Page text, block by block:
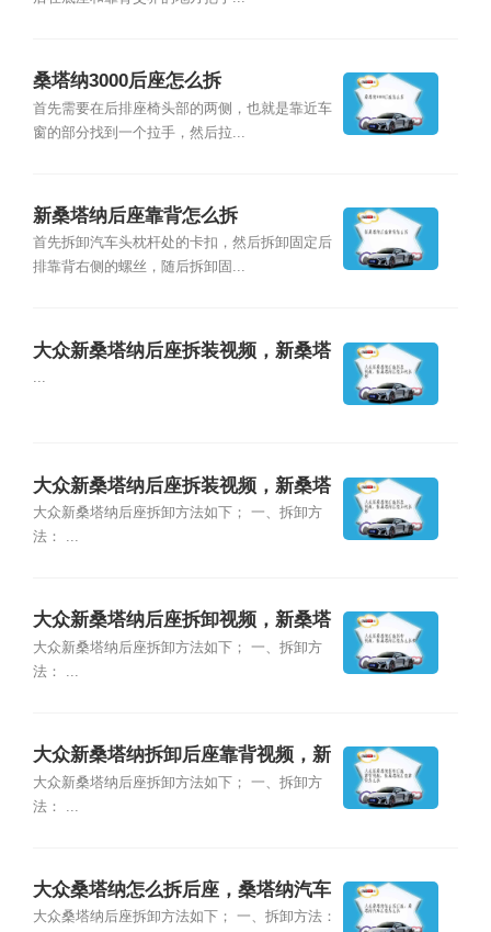
桑塔纳3000后座怎么拆
首先需要在后排座椅头部的两侧，也就是靠近车
窗的部分找到一个拉手，然后拉...
新桑塔纳后座靠背怎么拆
首先拆卸汽车头枕杆处的卡扣，然后拆卸固定后
排靠背右侧的螺丝，随后拆卸固...
大众新桑塔纳后座拆装视频，新桑塔
纳后座如何拆卸
...
大众新桑塔纳后座拆装视频，新桑塔
纳后座如何拆卸
大众新桑塔纳后座拆卸方法如下； 一、拆卸方
法： ...
大众新桑塔纳后座拆卸视频，新桑塔
纳后座怎么拆卸
大众新桑塔纳后座拆卸方法如下； 一、拆卸方
法： ...
大众新桑塔纳拆卸后座靠背视频，新
桑塔纳后座靠背怎么拆
大众新桑塔纳后座拆卸方法如下； 一、拆卸方
法： ...
大众桑塔纳怎么拆后座，桑塔纳汽车
后座怎么拆
大众桑塔纳后座拆卸方法如下； 一、拆卸方法：